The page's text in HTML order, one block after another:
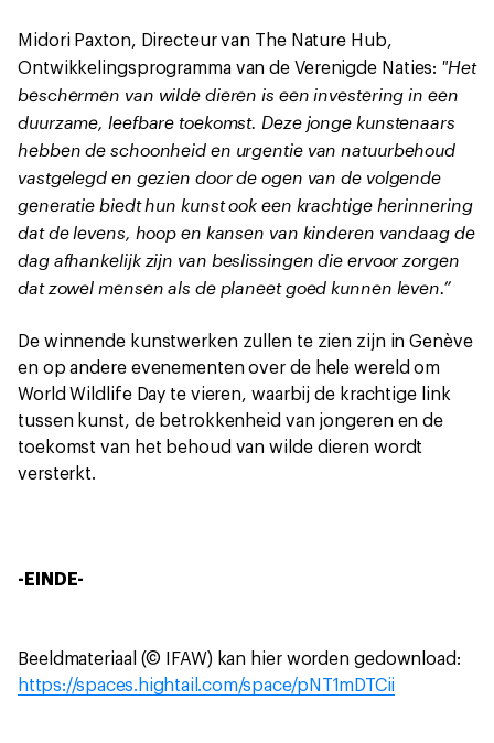
Midori Paxton, Directeur van The Nature Hub,
Ontwikkelingsprogramma van de Verenigde Naties: "Het
beschermen van wilde dieren is een investering in een
duurzame, leefbare toekomst. Deze jonge kunstenaars
hebben de schoonheid en urgentie van natuurbehoud
vastgelegd en gezien door de ogen van de volgende
generatie biedt hun kunst ook een krachtige herinnering
dat de levens, hoop en kansen van kinderen vandaag de
dag afhankelijk zijn van beslissingen die ervoor zorgen
dat zowel mensen als de planeet goed kunnen leven.”
De winnende kunstwerken zullen te zien zijn in Genève
en op andere evenementen over de hele wereld om
World Wildlife Day te vieren, waarbij de krachtige link
tussen kunst, de betrokkenheid van jongeren en de
toekomst van het behoud van wilde dieren wordt
versterkt.
-EINDE-
Beeldmateriaal (© IFAW) kan hier worden gedownload:
https://spaces.hightail.com/space/pNT1mDTCii